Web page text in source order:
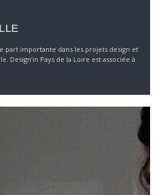
part importante dans les projets design et
Design’in Pays de la Loire est associée à